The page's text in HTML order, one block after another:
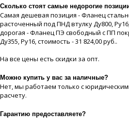
Сколько стоят самые недорогие
Самая дешевая позиция - Фланец
расточенный под ПНД втулку Ду800,
дорогая - Фланец ПЭ свободный с ПП
Ду355, Ру16, стоимость - 31 824,00 руб..
На все цeны есть скидки за опт.
Можно купить у вас за наличные?
Нет, мы работаем только с
расчету.
Гарантию предоставляете?